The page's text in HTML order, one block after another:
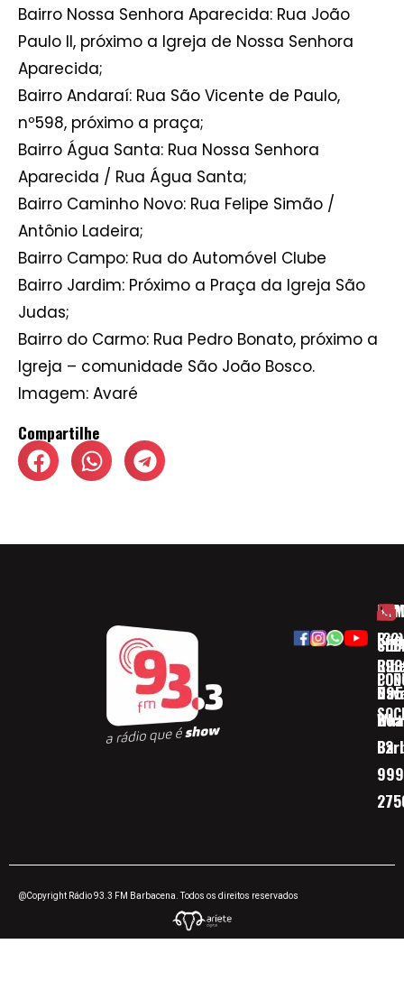
Bairro Nossa Senhora Aparecida: Rua João
Paulo II, próximo a Igreja de Nossa Senhora
Aparecida;
Bairro Andaraí: Rua São Vicente de Paulo,
nº598, próximo a praça;
Bairro Água Santa: Rua Nossa Senhora
Aparecida / Rua Água Santa;
Bairro Caminho Novo: Rua Felipe Simão /
Antônio Ladeira;
Bairro Campo: Rua do Automóvel Clube
Bairro Jardim: Próximo a Praça da Igreja São
Judas;
Bairro do Carmo: Rua Pedro Bonato, próximo a
Igreja – comunidade São João Bosco.
Imagem: Avaré
Compartilhe
(32)
32
@Copyright Rádio 93.3 FM Barbacena. Todos os direitos reservados